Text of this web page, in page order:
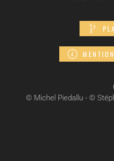
© Michel Piedallu - ©